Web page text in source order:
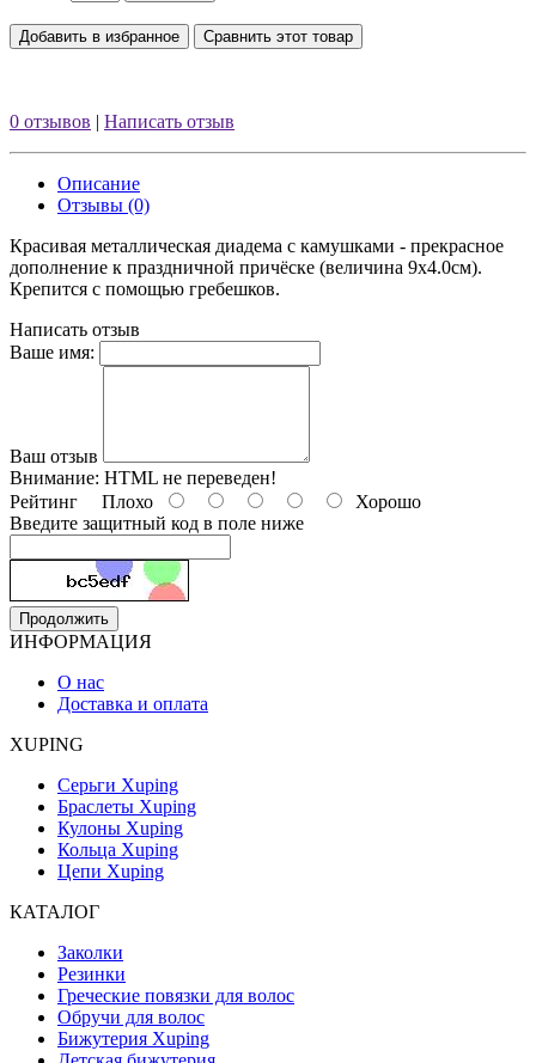
Добавить в избранное Сравнить этот товар
0 отзывов | Написать отзыв
Описание
Отзывы (0)
Красивая металлическая диадема с камушками - прекрасное
дополнение к праздничной причёске (величина 9х4.0см).
Крепится с помощью гребешков.
Написать отзыв
Ваше имя:
Ваш отзыв
Внимание: HTML не переведен!
Рейтинг Плохо
Хорошо
Введите защитный код в поле ниже
Продолжить
ИНФОРМАЦИЯ
О нас
Доставка и оплата
XUPING
Серьги Xuping
Браслеты Xuping
Кулоны Xuping
Кольца Xuping
Цепи Xuping
КАТАЛОГ
Заколки
Резинки
Греческие повязки для волос
Обручи для волос
Бижутерия Xuping